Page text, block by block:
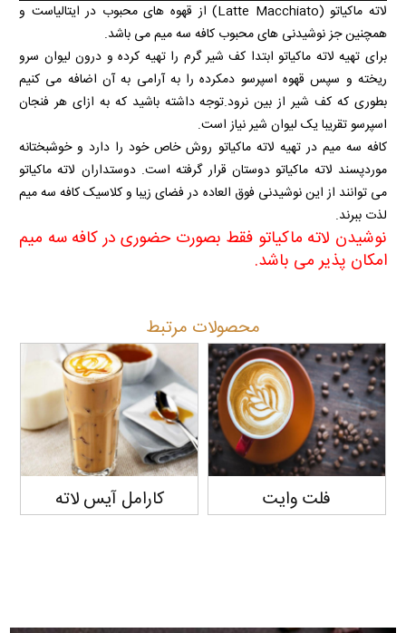
لاته ماکیاتو (Latte Macchiato)از قهوه های محبوب در ایتالیاست و
همچنین جز نوشیدنی های محبوب کافه سه میم می باشد.
برای تهیه لاته ماکیاتو ابتدا کف شیر گرم را تهیه کرده و درون لیوان سرو
ریخته و سپس قهوه اسپرسو دمکرده را به آرامی به آن اضافه می کنیم
بطوری که کف شیر از بین نرود.توجه داشته باشید که به ازای هر فنجان
اسپرسو تقریبا یک لیوان شیر نیاز است.
کافه سه میم در تهیه لاته ماکیاتو روش خاص خود را دارد و خوشبختانه
موردپسند لاته ماکیاتو دوستان قرار گرفته است. دوستداران لاته ماکیاتو
می توانند از این نوشیدنی فوق العاده در فضای زیبا و کلاسیک کافه سه میم
لذت ببرند.
نوشیدن لاته ماکیاتو فقط بصورت حضوری در کافه سه میم
امکان پذیر می باشد.
محصولات مرتبط
فلت وایت کارامل آیس لاته